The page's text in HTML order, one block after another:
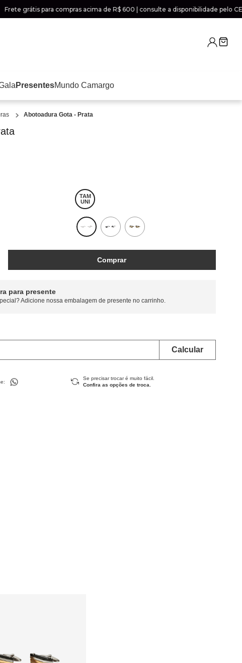
grátis para compras acima de R$ 600 | consulte a disponibilidade pelo CEP
PresentesMundo Camargo
Abotoadura Gota - Prata
TAM
UNI
Comprar
para presente
Adicione nossa embalagem de presente no carrinho.
Se precisar trocar é muito fácil.
Confira as opções de troca.